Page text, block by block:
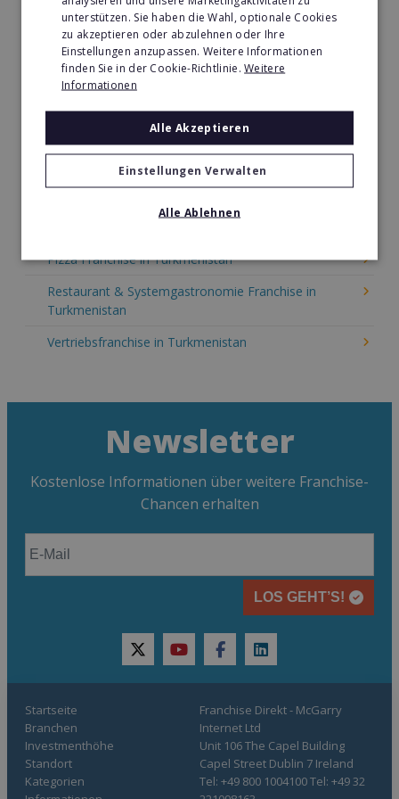
Immobilien Franchise in Turkmenistan
Kinder & Erziehung Franchise in Turkmenistan
Lebensmittel Franchise in Turkmenistan
Medien & Werbung Franchise in Turkmenistan
Pizza Franchise in Turkmenistan
Restaurant & Systemgastronomie Franchise in
Turkmenistan
Vertriebsfranchise in Turkmenistan
Newsletter
Kostenlose Informationen über weitere Franchise-
Chancen erhalten
LOS GEHT’S!
twitteryoutubefacebooklinkedin
Startseite
Branchen
Investmenthöhe
Standort
Kategorien
Franchise Direkt - McGarry
Internet Ltd
Unit 106 The Capel Building
Capel Street Dublin 7 Ireland
Tel: +49 800 1004100 Tel: +49 32
unterstützen. Sie haben die Wahl, optionale Cookies
zu akzeptieren oder abzulehnen oder Ihre
Einstellungen anzupassen. Weitere Informationen
finden Sie in der Cookie-Richtlinie.Weitere
Informationen
Alle Akzeptieren
Einstellungen Verwalten
Alle Ablehnen